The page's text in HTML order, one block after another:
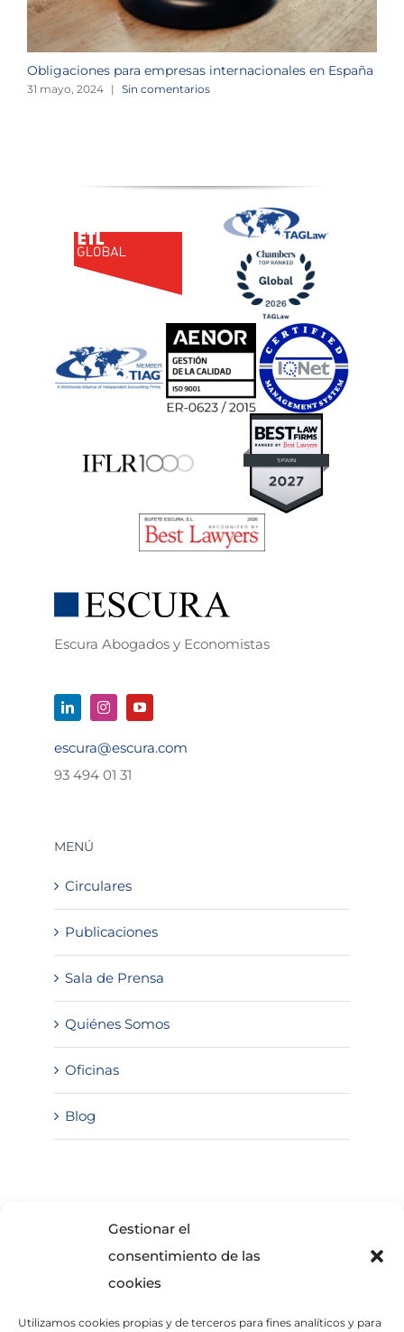
Gestionar el
consentimiento de las
cookies
Utilizamos cookies propias y de terceros para fines analíticos y para
Obligaciones para empresas internacionales en España
31 mayo, 2024 | Sin comentarios
Escura Abogados y Economistas
escura@escura.com
93 494 01 31
MENÚ
Circulares
Publicaciones
Sala de Prensa
Quiénes Somos
Oficinas
Blog